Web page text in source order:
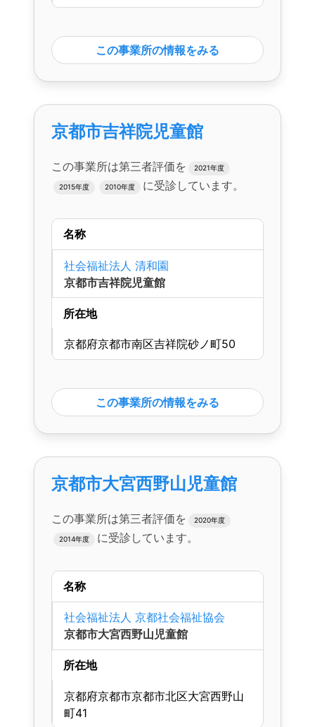
この事業所の情報をみる
京都市吉祥院児童館
この事業所は第三者評価を 2021年度
2015年度 2010年度 に受診しています。
名称
社会福祉法人 清和園
京都市吉祥院児童館
所在地
京都府京都市南区吉祥院砂ノ町50
この事業所の情報をみる
京都市大宮西野山児童館
この事業所は第三者評価を 2020年度
2014年度 に受診しています。
名称
社会福祉法人 京都社会福祉協会
京都市大宮西野山児童館
所在地
京都府京都市京都市北区大宮西野山
町41